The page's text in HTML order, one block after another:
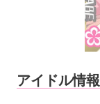
アイドル情報